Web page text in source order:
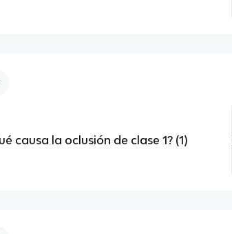
causa la oclusión de clase 1? (1)